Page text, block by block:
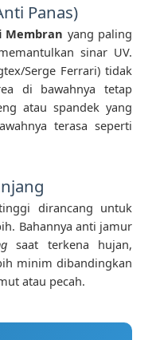
Panas)
Membran yang paling
sinar UV.
Serge Ferrari) tidak
di bawahnya tetap
atau spandek yang
terasa seperti
dirancang untuk
Bahannya anti jamur
saat terkena hujan,
minim dibandingkan
atau pecah.